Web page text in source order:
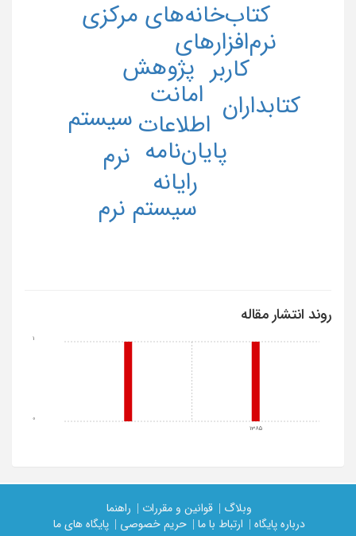
اطلاعات
امانت
پایان‌نامه
پژوهش
رایانه
سیستم
سیستم نرم
نرم
نرم‌افزارهای
کاربر
کتاب‌خانه‌های مرکزی
کتابداران
روند انتشار مقاله
1385
0
1
وبلاگ | قوانین و مقررات |
راهنما
درباره پایگاه |
ارتباط با ما | حریم خصوصی | پایگاه های ما